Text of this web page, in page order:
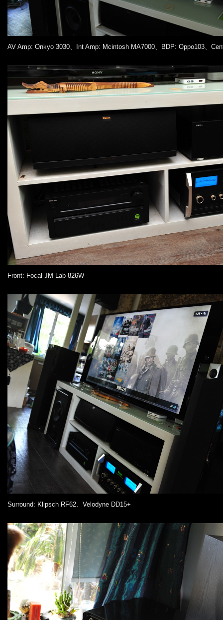
AV Amp: Onkyo 3030、Int Amp: Mcintosh MA7000、BDP: Oppo103、
Front: Focal JM Lab 826W
Surround: Klipsch RF62、Velodyne DD15+